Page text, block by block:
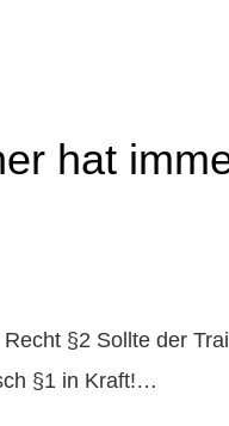
hat
§2 Sollte der
§1 in Kraft!…